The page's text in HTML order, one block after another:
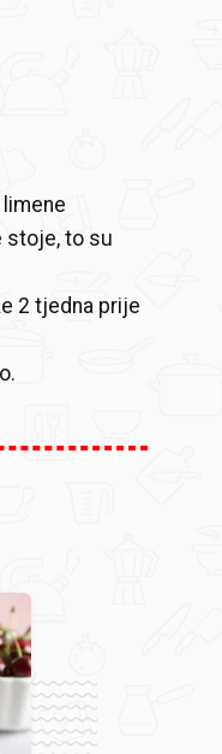
stoje, to su
2 tjedna prije